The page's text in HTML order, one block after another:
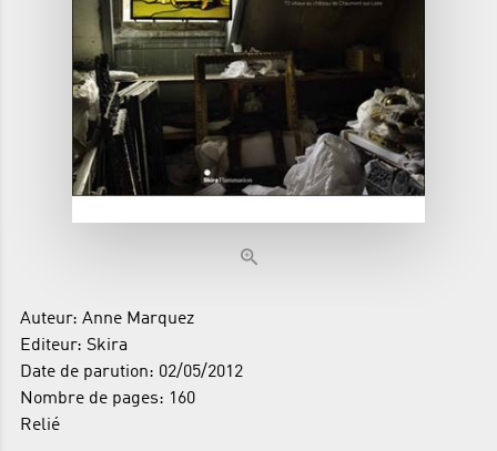
Auteur: Anne Marquez
Editeur: Skira
Date de parution: 02/05/2012
Nombre de pages: 160
Relié